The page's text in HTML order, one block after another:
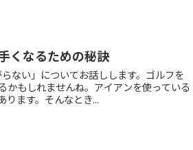
くなるための秘訣
ない」についてお話しします。ゴルフを
かもしれませんね。アイアンを使っている
ります。そんなとき...